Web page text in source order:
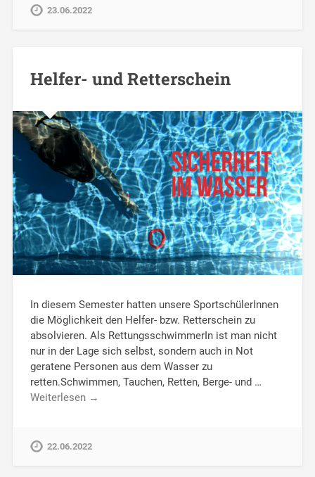
23.06.2022
Helfer- und Retterschein
In diesem Semester hatten unsere SportschülerInnen
die Möglichkeit den Helfer- bzw. Retterschein zu
absolvieren. Als RettungsschwimmerIn ist man nicht
nur in der Lage sich selbst, sondern auch in Not
geratene Personen aus dem Wasser zu
retten.Schwimmen, Tauchen, Retten, Berge- und …
Weiterlesen →
22.06.2022